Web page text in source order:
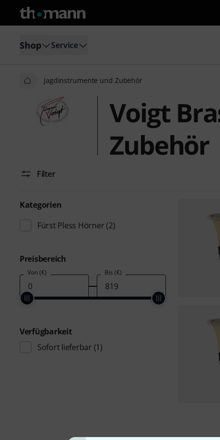
Shop Service
Jagdinstrumente und Zubehör
Voigt
Zubehör
Filter
Kategorien
Fürst Pless Hörner (2)
Preisbereich
Von (€) Bis (€)
Verfügbarkeit
Sofort lieferbar (1)